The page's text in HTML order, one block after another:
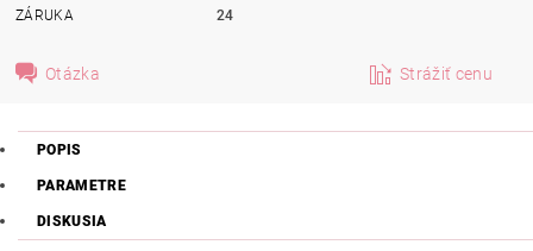
ZÁRUKA
24
Otázka Strážiť cenu
POPIS
PARAMETRE
DISKUSIA